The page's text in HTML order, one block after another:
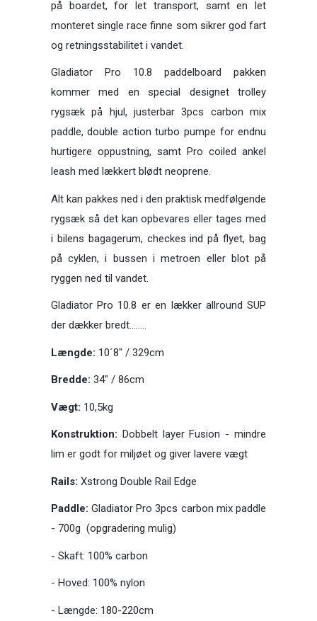
på boardet, for let transport, samt en let
monteret single race finne som sikrer god fart
og retningsstabilitet i vandet.
Gladiator Pro 10.8 paddelboard pakken
kommer med en special designet trolley
rygsæk på hjul, justerbar 3pcs carbon mix
paddle, double action turbo pumpe for endnu
hurtigere oppustning, samt Pro coiled ankel
leash med lækkert blødt neoprene.
Alt kan pakkes ned i den praktisk medfølgende
rygsæk så det kan opbevares eller tages med
i bilens bagagerum, checkes ind på flyet, bag
på cyklen, i bussen i metroen eller blot på
ryggen ned til vandet.
Gladiator Pro 10.8 er en lækker allround SUP
der dækker bredt........
Længde: 10´8" / 329cm
Bredde: 34" / 86cm
Vægt: 10,5kg
Konstruktion: Dobbelt layer Fusion - mindre
lim er godt for miljøet og giver lavere vægt
Rails: Xstrong Double Rail Edge
Paddle: Gladiator Pro 3pcs carbon mix paddle
- 700g (opgradering mulig)
- Skaft: 100% carbon
- Hoved: 100% nylon
- Længde: 180-220cm